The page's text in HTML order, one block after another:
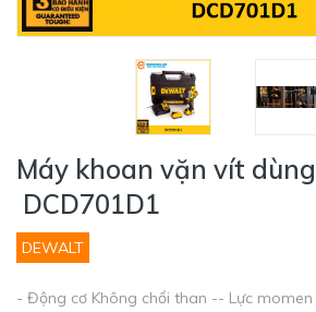
Máy khoan vặn vít
DCD701D1
DEWALT
- Động cơ Không chổi than -- Lực